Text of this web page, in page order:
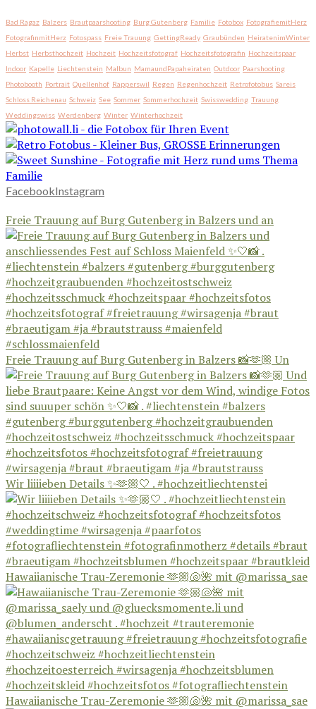
Bad Ragaz Balzers Brautpaarshooting Burg Gutenberg Familie Fotobox FotografiemitHerz
FotografinmitHerz Fotospass Freie Trauung GettingReady Graubünden HeiratenimWinter
Herbst Herbsthochzeit Hochzeit Hochzeitsfotograf Hochzeitsfotografin Hochzeitspaar
Indoor Kapelle Liechtenstein Malbun MamaundPapaheiraten Outdoor Paarshooting
Photobooth Portrait Quellenhof Rapperswil Regen Regenhochzeit Retrofotobus Sareis
Schloss Reichenau Schweiz See Sommer Sommerhochzeit Swisswedding Trauung
Weddingswiss Werdenberg Winter Winterhochzeit
FacebookInstagram
Freie Trauung auf Burg Gutenberg in Balzers und an
Freie Trauung auf Burg Gutenberg in Balzers 📸🫶🏼 Un
Wir liiiieben Details ✨🫶🏼🤍 . #hochzeitliechtenstei
Hawaiianische Trau-Zeremonie 🫶🏼🐚🌺 mit @marissa_sae
Hawaiianische Trau-Zeremonie 🫶🏼🐚🌺 mit @marissa_sae